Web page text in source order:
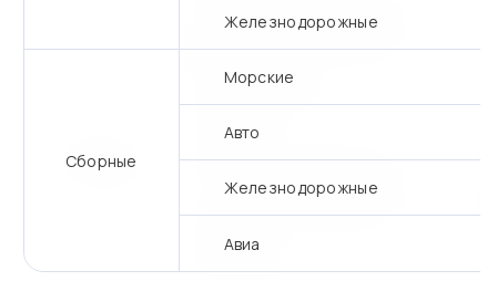
Железнодорожные
Сборные
Морские
Авто
Железнодорожные
Авиа